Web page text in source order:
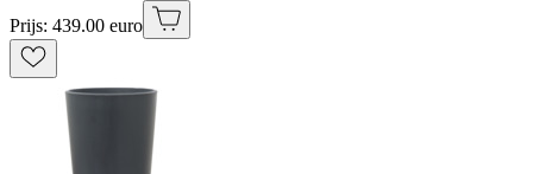
Prijs: 439.00 euro